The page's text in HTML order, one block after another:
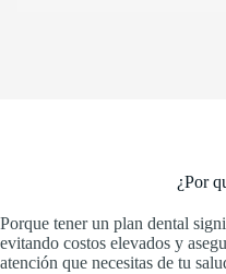
¿Por
Porque tener un plan dental
evitando costos elevados y
atención que necesitas de tu